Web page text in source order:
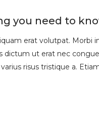
you need to
erat volutpat. Morbi
dictum ut erat nec
risus tristique a.